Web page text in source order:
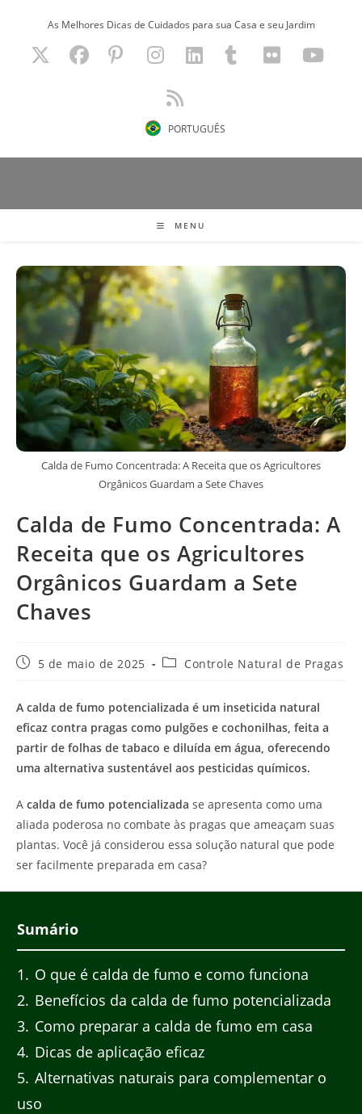
As Melhores Dicas de Cuidados para sua Casa e seu Jardim
PORTUGUÊS
MENU
Calda de Fumo Concentrada: A Receita que os Agricultores
Orgânicos Guardam a Sete Chaves
Calda de Fumo Concentrada: A
Receita que os Agricultores
Orgânicos Guardam a Sete
Chaves
Post5 de maio de 2025
Categoria
Controle Natural de Pragas
A calda de fumo potencializada é um inseticida natural
eficaz contra pragas como pulgões e cochonilhas, feita a
partir de folhas de tabaco e diluída em água, oferecendo
uma alternativa sustentável aos pesticidas químicos.
A calda de fumo potencializada se apresenta como uma
aliada poderosa no combate às pragas que ameaçam suas
plantas. Você já considerou essa solução natural que pode
ser facilmente preparada em casa?
Sumário
1
O que é calda de fumo e como funciona
2 Benefícios da calda de fumo potencializada
3 Como preparar a calda de fumo em casa
4 Dicas de aplicação eficaz
5 Alternativas naturais para complementar o
uso